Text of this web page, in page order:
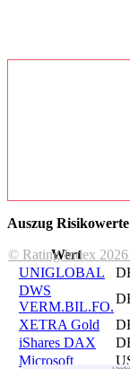
© Rating Index 2026
Auszug
Wert
UNIGLOBAL
DWS
VERM.BIL.FO.
XETRA Gold
iShares DAX
Microsoft